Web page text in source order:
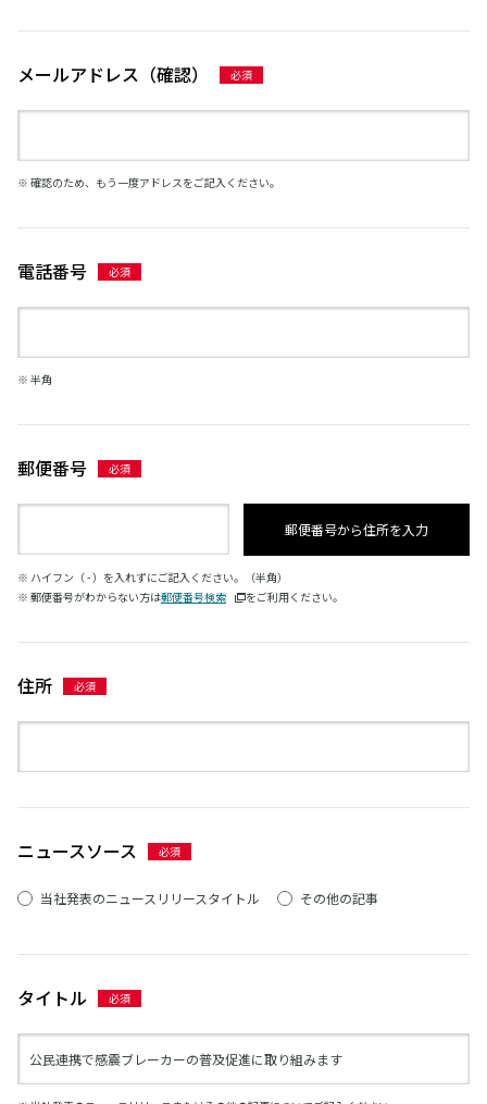
メールアドレス（確認）
※ 確認のため、もう一度アドレスをご記入ください。
電話番号
※ 半角
郵便番号
郵便番号から住所を入力
※ ハイフン（ - ）を入れずにご記入ください。（半角）
※ 郵便番号がわからない方は郵便番号検索 をご利用ください。
住所
ニュースソース
当社発表のニュースリリースタイトル その他の記事
タイトル